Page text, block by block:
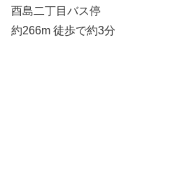
酉島二丁目バス停
約266m 徒歩で約3分